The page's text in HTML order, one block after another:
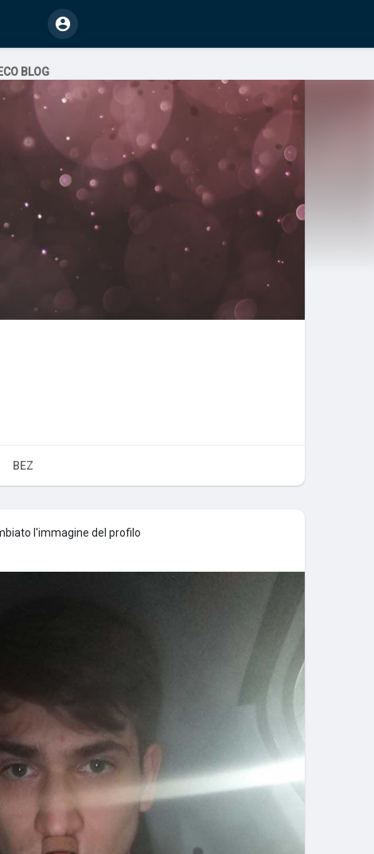
BLOG
BEZ
l'immagine del profilo